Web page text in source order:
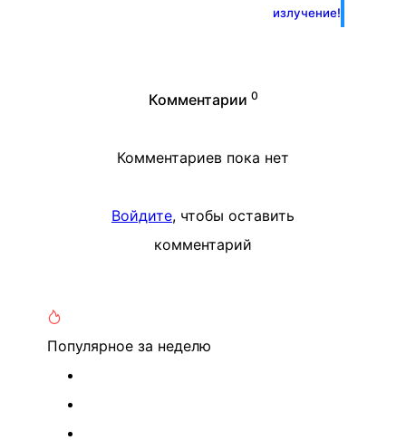
излучение!
Комментарии 0
Комментариев пока нет
Войдите, чтобы оставить
комментарий
Популярное за неделю